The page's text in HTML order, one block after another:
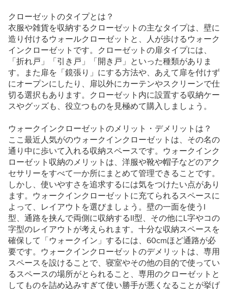
クローゼットのタイプとは？
衣服や雑貨を収納するクローゼットの主なタイプは、壁に
造り付けるウォールクローゼットと、人が歩けるウォーク
インクローゼットです。クローゼットの扉タイプには、
「折れ戸」「引き戸」「開き戸」といった種類がありま
す。また扉を「鏡張り」にする方法や、あえて扉を付けず
にオープンにしたり、扉以外にカーテンやスクリーンで仕
切る選択もあります。クローゼット内に設置する収納ケー
スやグッズも、役立つものを見極めて購入しましょう。
ウォークインクローゼットのメリット・デメリットは？
ここ最近人気がのウォークインクローゼットは、その名の
通り中に歩いて入れる収納スペースです。ウォークインク
ローゼット収納のメリットは、洋服や靴や帽子などのアク
セサリーをすべて一か所にまとめて管理できることです。
しかし、使いやすさを追求するには気をつけたい点があり
ます。ウォークインクローゼットに充てられるスペースに
よって、レイアウトを選びましょう。壁の一面を使うI
型、通路を挟んで両側に収納するII型、その他にL字やコの
字型のレイアウトが考えられます。十分な収納スペースを
確保して「ウォークイン」するには、60cmほど通路が必
要です。ウォークインクローゼットのデメリットは、専用
スペースを設けることで、寝室やその他の目的で使ってい
るスペースの場所がとられること、専用のクローゼットと
してものを詰め込みすぎて使い勝手が悪くなることが挙げ